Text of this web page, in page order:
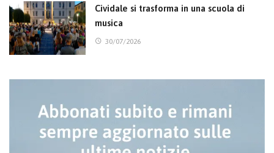
Cividale si trasforma in una scuola di
musica
30/07/2026